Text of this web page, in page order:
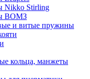
Nikko Stirling
ВОМЗ
и витые пружины
кольца, манжеты